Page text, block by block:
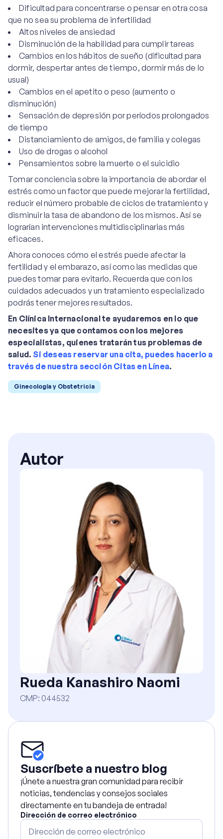
Dificultad para concentrarse o pensar en otra cosa
que no sea su problema de infertilidad
Altos niveles de ansiedad
Disminución de la habilidad para cumplir tareas
Cambios en los hábitos de sueño (dificultad para
dormir, despertar antes de tiempo, dormir más de lo
usual)
Cambios en el apetito o peso (aumento o
disminución)
Sensación de depresión por períodos prolongados
de tiempo
Distanciamiento de amigos, de familia y colegas
Uso de drogas o alcohol
Pensamientos sobre la muerte o el suicidio
Tomar conciencia sobre la importancia de abordar el
estrés como un factor que puede mejorar la fertilidad,
reducir el número probable de ciclos de tratamiento y
disminuir la tasa de abandono de los mismos. Así se
lograrían intervenciones multidisciplinarias más
eficaces.
Ahora conoces cómo el estrés puede afectar la
fertilidad y el embarazo, así como las medidas que
puedes tomar para evitarlo. Recuerda que con los
cuidados adecuados y un tratamiento especializado
podrás tener mejores resultados.
En Clínica Internacional te ayudaremos en lo que
necesites ya que contamos con los mejores
especialistas, quienes tratarán tus problemas de
salud. Si deseas reservar una cita, puedes hacerlo a
través de nuestra sección Citas en Línea.
Ginecología y Obstetricia
Autor
Rueda Kanashiro Naomi
CMP: 044532
Suscríbete a nuestro blog
¡Únete a nuestra gran comunidad para recibir
noticias, tendencias y consejos sociales
directamente en tu bandeja de entrada!
Dirección de correo electrónico